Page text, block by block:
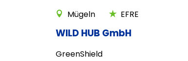
Mügeln EFRE
WILD HUB GmbH
GreenShield